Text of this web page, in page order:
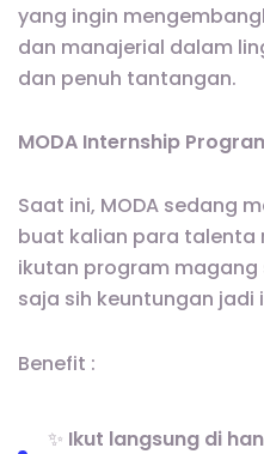
yang ingin
dan manajerial dalam
dan penuh tantangan.
MODA Internship
Saat ini, MODA sedang
buat kalian para talenta
ikutan program
saja sih keuntungan jadi
Benefit :
✨ Ikut langsung di